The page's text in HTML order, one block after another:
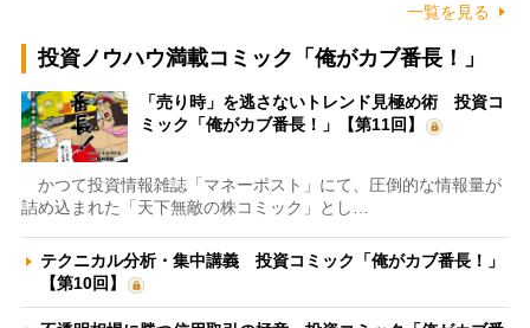
一覧を見る
投資ノウハウ満載コミック「俺がカブ番長！」
「売り時」を逃さないトレンド見極め術 投資コ
ミック「俺がカブ番長！」【第11回】
かつて投資情報雑誌「マネーポスト」にて、圧倒的な情報量が
詰め込まれた「天下無敵の株コミック」とし…
テクニカル分析・集中講義 投資コミック「俺がカブ番長！」
【第10回】